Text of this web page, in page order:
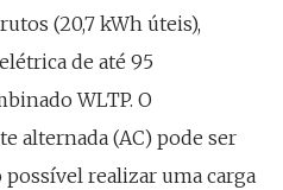
(20,7 kWh úteis),
de até 95
WLTP. O
alternada (AC) pode ser
possível realizar uma carga